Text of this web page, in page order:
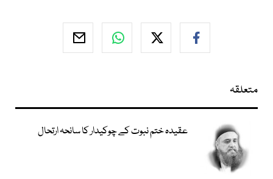
متعلقہ
عقیدہ ختم نبوت کے چوکیدار کا سانحہ ارتحال